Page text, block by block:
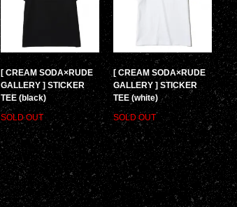
[ CREAM SODA×RUDE
GALLERY ] STICKER
TEE (black)
SOLD OUT
[ CREAM SODA×RUDE
GALLERY ] STICKER
TEE (white)
SOLD OUT